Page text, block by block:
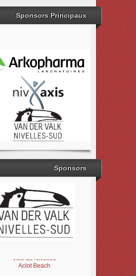
Sponsors Principaux
Sponsors
Aclot Beach